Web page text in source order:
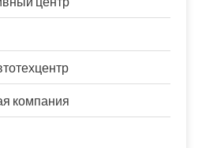
компания